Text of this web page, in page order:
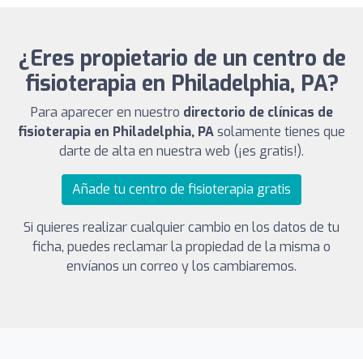
¿Eres propietario de un centro de
fisioterapia en Philadelphia, PA?
Para aparecer en nuestro directorio de clínicas de
fisioterapia en Philadelphia, PAsolamente tienes que
darte de alta en nuestra web (¡es gratis!).
Añade tu centro de fisioterapia gratis
Si quieres realizar cualquier cambio en los datos de tu
ficha, puedes reclamar la propiedad de la misma o
envíanos un correo y los cambiaremos.